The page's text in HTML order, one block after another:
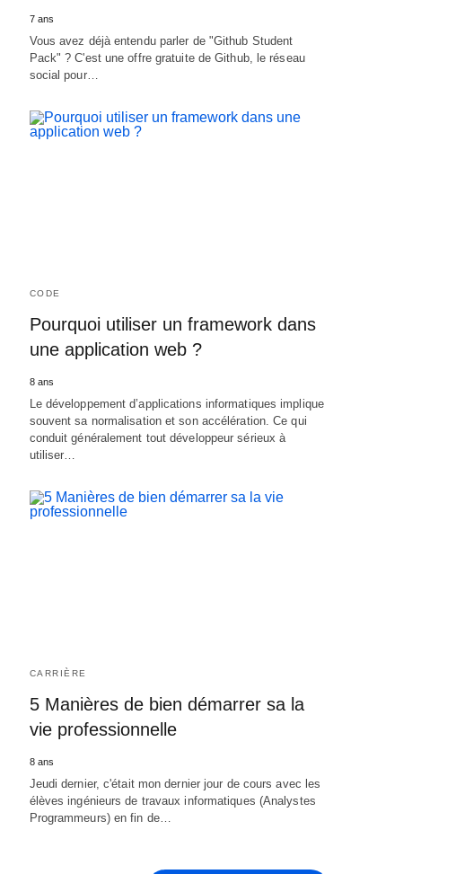
7 ans
Vous avez déjà entendu parler de "Github Student
Pack" ? C'est une offre gratuite de Github, le réseau
social pour…
CODE
Pourquoi utiliser un framework dans
une application web ?
8 ans
Le développement d’applications informatiques implique
souvent sa normalisation et son accélération. Ce qui
conduit généralement tout développeur sérieux à
utiliser…
CARRIÈRE
5 Manières de bien démarrer sa la
vie professionnelle
8 ans
Jeudi dernier, c'était mon dernier jour de cours avec les
élèves ingénieurs de travaux informatiques (Analystes
Programmeurs) en fin de…